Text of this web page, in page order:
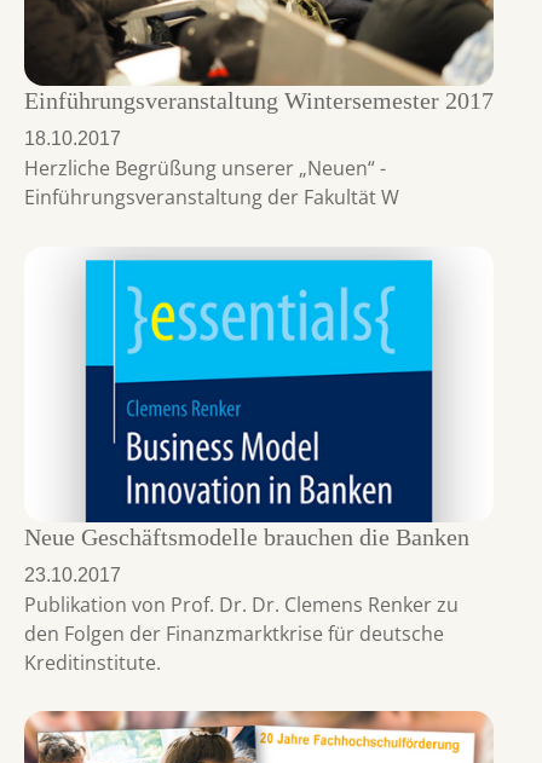
Einführungsveranstaltung Wintersemester 2017
18.10.2017
Herzliche Begrüßung unserer „Neuen“ -
Einführungsveranstaltung der Fakultät W
Neue Geschäftsmodelle brauchen die Banken
23.10.2017
Publikation von Prof. Dr. Dr. Clemens Renker zu
den Folgen der Finanzmarktkrise für deutsche
Kreditinstitute.